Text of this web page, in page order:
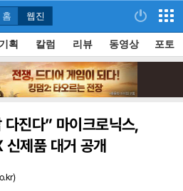
홈 웹진
기획 칼럼 리뷰 동영상 포토
진다” 마이크로닉스,
제품 대거 공개
)